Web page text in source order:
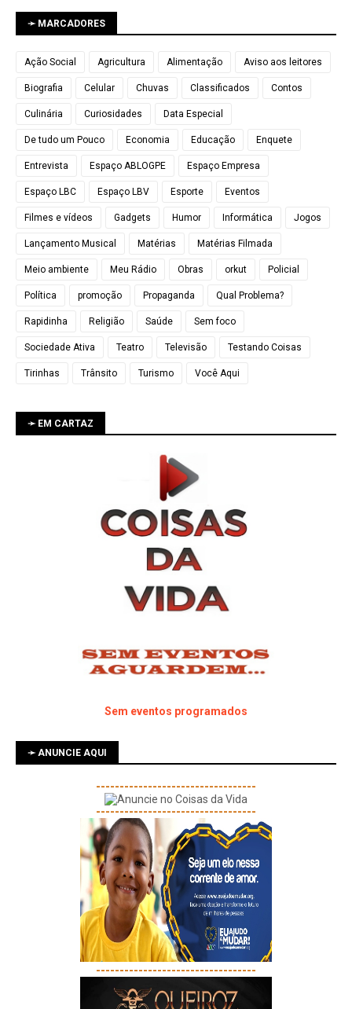
➛ MARCADORES
Ação Social Agricultura Alimentação Aviso aos leitores
Biografia Celular Chuvas Classificados Contos
Culinária Curiosidades Data Especial
De tudo um Pouco Economia Educação Enquete
Entrevista Espaço ABLOGPE Espaço Empresa
Espaço LBC Espaço LBV Esporte Eventos
Filmes e vídeos Gadgets Humor Informática Jogos
Lançamento Musical Matérias Matérias Filmada
Meio ambiente Meu Rádio Obras orkut Policial
Política promoção Propaganda Qual Problema?
Rapidinha Religião Saúde Sem foco
Sociedade Ativa Teatro Televisão Testando Coisas
Tirinhas Trânsito Turismo Você Aqui
➛ EM CARTAZ
Sem eventos programados
➛ ANUNCIE AQUI
----------------------------------
----------------------------------
----------------------------------